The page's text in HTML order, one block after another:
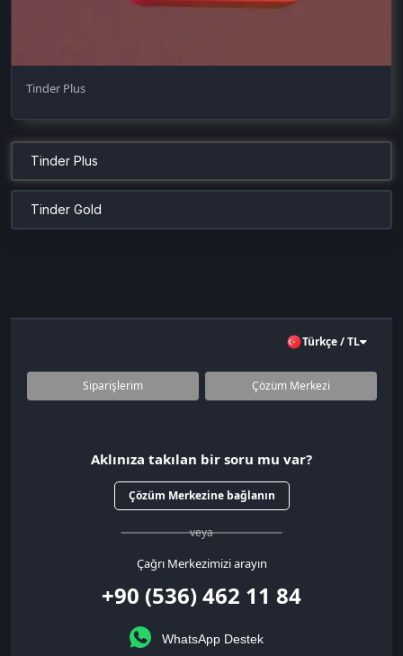
Tinder Plus
Tinder Plus
Tinder Gold
Türkçe / TL
Siparişlerim Çözüm Merkezi
Aklınıza takılan bir soru mu var?
Çözüm Merkezine bağlanın
veya
Çağrı Merkezimizi arayın
+90 (536) 462 11 84
WhatsApp Destek